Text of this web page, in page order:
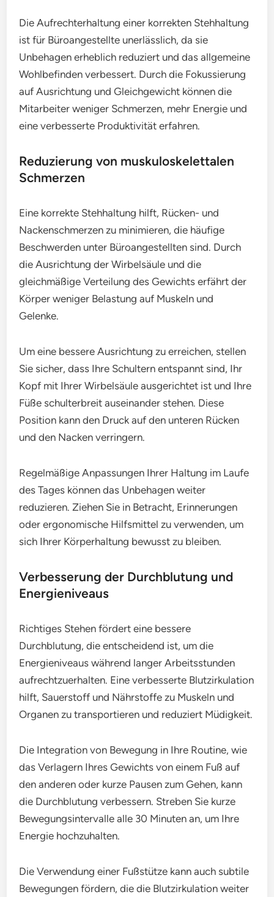
Die Aufrechterhaltung einer korrekten Stehhaltung
ist für Büroangestellte unerlässlich, da sie
Unbehagen erheblich reduziert und das allgemeine
Wohlbefinden verbessert. Durch die Fokussierung
auf Ausrichtung und Gleichgewicht können die
Mitarbeiter weniger Schmerzen, mehr Energie und
eine verbesserte Produktivität erfahren.
Reduzierung von muskuloskelettalen
Schmerzen
Eine korrekte Stehhaltung hilft, Rücken- und
Nackenschmerzen zu minimieren, die häufige
Beschwerden unter Büroangestellten sind. Durch
die Ausrichtung der Wirbelsäule und die
gleichmäßige Verteilung des Gewichts erfährt der
Körper weniger Belastung auf Muskeln und
Gelenke.
Um eine bessere Ausrichtung zu erreichen, stellen
Sie sicher, dass Ihre Schultern entspannt sind, Ihr
Kopf mit Ihrer Wirbelsäule ausgerichtet ist und Ihre
Füße schulterbreit auseinander stehen. Diese
Position kann den Druck auf den unteren Rücken
und den Nacken verringern.
Regelmäßige Anpassungen Ihrer Haltung im Laufe
des Tages können das Unbehagen weiter
reduzieren. Ziehen Sie in Betracht, Erinnerungen
oder ergonomische Hilfsmittel zu verwenden, um
sich Ihrer Körperhaltung bewusst zu bleiben.
Verbesserung der Durchblutung und
Energieniveaus
Richtiges Stehen fördert eine bessere
Durchblutung, die entscheidend ist, um die
Energieniveaus während langer Arbeitsstunden
aufrechtzuerhalten. Eine verbesserte Blutzirkulation
hilft, Sauerstoff und Nährstoffe zu Muskeln und
Organen zu transportieren und reduziert Müdigkeit.
Die Integration von Bewegung in Ihre Routine, wie
das Verlagern Ihres Gewichts von einem Fuß auf
den anderen oder kurze Pausen zum Gehen, kann
die Durchblutung verbessern. Streben Sie kurze
Bewegungsintervalle alle 30 Minuten an, um Ihre
Energie hochzuhalten.
Die Verwendung einer Fußstütze kann auch subtile
Bewegungen fördern, die die Blutzirkulation weiter